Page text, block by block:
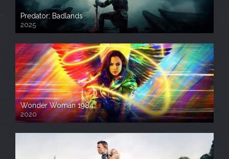
Predator: Badlands
2025
Wonder Woman 1984
2020